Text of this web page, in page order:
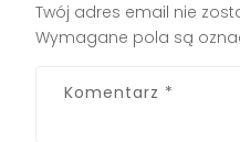
Twój adres email nie
Wymagane pola są